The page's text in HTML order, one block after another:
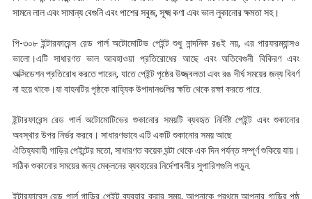
সামনে লাল এবং সামান্য বেগুনি এবং পাশের সবুজ, সূক্ষ্ম কণা এবং ভাল লুকানোর ক্ষমতা সহ।
পি-৩০৮ ইন্টারফারেন্স রেড পার্ল অটোমোটিভ পেইন্ট শুধু নান্দনিক রঙই নয়, এর পারফরম্যান্সও
ভালো।এটি সাধারণত ভাল আবহাওয়া প্রতিরোধের আছে এবং অতিবেগুনী বিকিরণ এবং
অক্সিডেশন প্রতিরোধ করতে পারেন, যাতে পেইন্ট পৃষ্ঠের উজ্জ্বলতা এবং রঙ দীর্ঘ সময়ের জন্য বিবর্ণ
না হয়ে থাকে।যা বাহনটির পৃষ্ঠকে বাহ্যিক উপাদানগুলির ক্ষতি থেকে রক্ষা করতে পারে.
ইন্টারফারেন্স রেড পার্ল অটোমোটিভের শুকানোর সময়টি ব্যবহৃত নির্দিষ্ট পেইন্ট এবং শুকানোর
অবস্থার উপর নির্ভর করবে। সাধারণভাবে এটি একটি শুকানোর সময় আছে
ঐতিহ্যবাহী গাড়ির পেইন্টের মতো, সাধারণত কয়েক ঘন্টা থেকে এক দিন পর্যন্ত সম্পূর্ণ শুকিয়ে যায়।
সঠিক শুকানোর সময়ের জন্য মেক্লনের ব্যবহারের নির্দেশাবলীর সুপারিশগুলি পড়ুন.
ইন্টারফারেন্স রেড পার্ল গাড়ির পেইন্ট ব্যবহার করার সময়, আপনাকে প্রথমে আপনার গাড়ির পৃষ্ঠ